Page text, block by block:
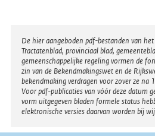
Disclaimer
De hier aangeboden pdf-bestanden van
Tractatenblad, provinciaal blad,
gemeenschappelijke regeling vormen de
zin van de Bekendmakingswet en de
bekendmaking verdragen voor zover ze na
Voor pdf-publicaties van vóór deze datum
vorm uitgegeven bladen formele status
elektronische versies daarvan worden bij